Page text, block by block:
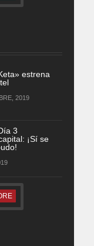
estrena
2019
3
¡Sí se